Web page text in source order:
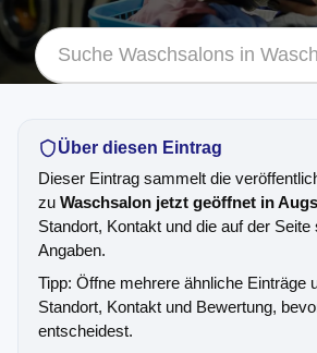
Über diesen Eintrag
Dieser Eintrag sammelt die
zu Waschsalon jetzt geöffnet in
Standort, Kontakt und die auf der Seite
Angaben.
Tipp: Öffne mehrere ähnliche Einträge
Standort, Kontakt und Bewertung,
entscheidest.